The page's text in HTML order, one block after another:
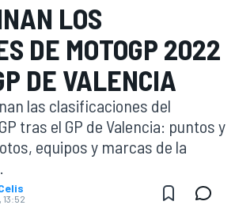
LOS
DE MOTOGP 2022
DE VALENCIA
las clasificaciones del
tras el GP de Valencia: puntos y
equipos y marcas de la
13:52